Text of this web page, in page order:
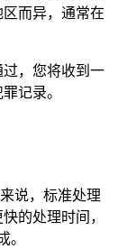
而异，通常在
，您将收到一
记录。
说，标准处理
的处理时间，
。